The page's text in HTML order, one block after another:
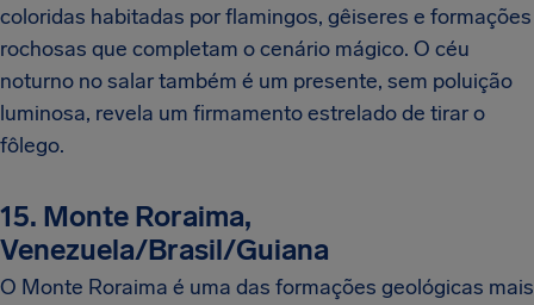
coloridas habitadas por flamingos, gêiseres e formações
rochosas que completam o cenário mágico. O céu
noturno no salar também é um presente, sem poluição
luminosa, revela um firmamento estrelado de tirar o
fôlego.
15. Monte Roraima,
Venezuela/Brasil/Guiana
O Monte Roraima é uma das formações geológicas mais